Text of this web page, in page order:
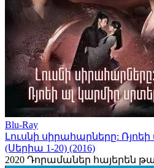
Blu-Ray
Լուսնի սիրահարները:
(Սերիա 1-20) (2016)
2020 Դորամաներ հայերեն